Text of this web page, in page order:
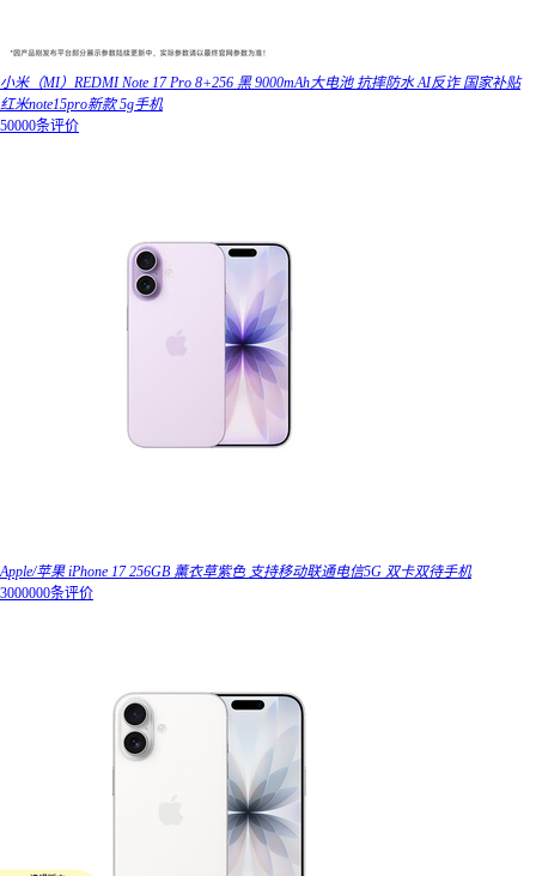
小米（MI）REDMI Note 17 Pro 8+256 黑 9000mAh大电池 抗摔防水 AI反诈 国家补贴
红米note15pro新款 5g手机
50000条评价
Apple/苹果 iPhone 17 256GB 薰衣草紫色 支持移动联通电信5G 双卡双待手机
3000000条评价